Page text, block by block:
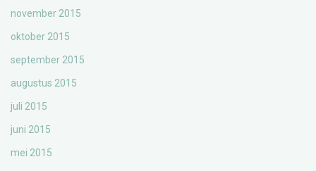
november 2015
oktober 2015
september 2015
augustus 2015
juli 2015
juni 2015
mei 2015